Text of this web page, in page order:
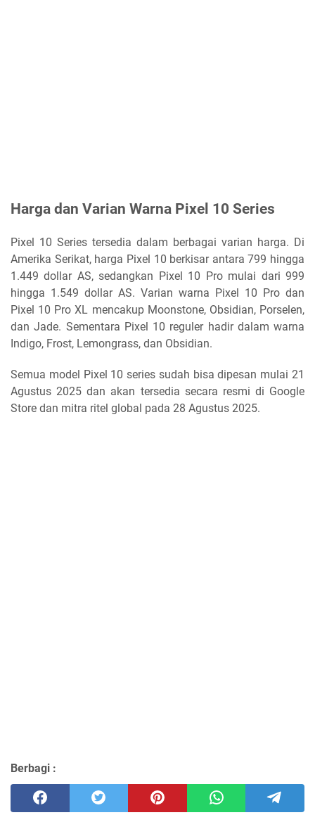
Harga dan Varian Warna Pixel 10 Series
Pixel 10 Series tersedia dalam berbagai varian harga. Di
Amerika Serikat, harga Pixel 10 berkisar antara 799 hingga
1.449 dollar AS, sedangkan Pixel 10 Pro mulai dari 999
hingga 1.549 dollar AS. Varian warna Pixel 10 Pro dan
Pixel 10 Pro XL mencakup Moonstone, Obsidian, Porselen,
dan Jade. Sementara Pixel 10 reguler hadir dalam warna
Indigo, Frost, Lemongrass, dan Obsidian.
Semua model Pixel 10 series sudah bisa dipesan mulai 21
Agustus 2025 dan akan tersedia secara resmi di Google
Store dan mitra ritel global pada 28 Agustus 2025.
Berbagi :